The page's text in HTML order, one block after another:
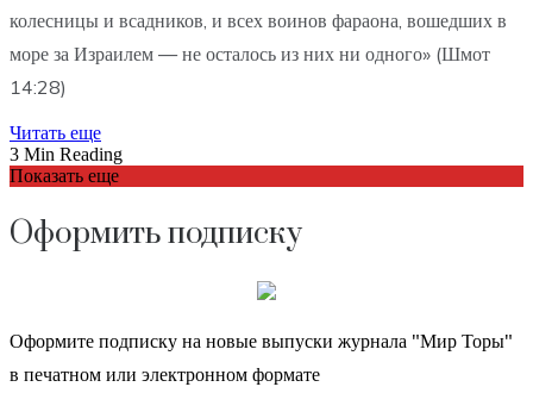
колесницы и всадников, и всех воинов фараона, вошедших в
море за Израилем — не осталось из них ни одного» (Шмот
14:28)
Читать еще
3 Min Reading
Показать еще
Оформить подписку
Оформите подписку на новые выпуски журнала "Мир Торы"
в печатном или электронном формате